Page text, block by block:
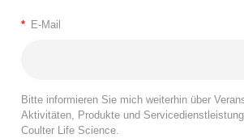
* E-Mail
Bitte informieren Sie mich weiterhin über
Aktivitäten, Produkte und
Coulter Life Science.